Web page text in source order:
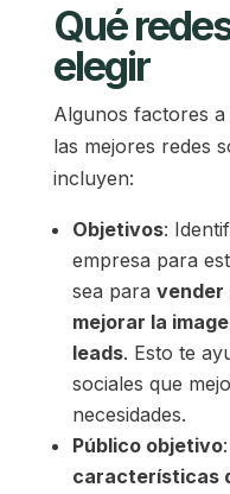
Qué
elegir
Algunos factores
las mejores redes
incluyen:
Objetivos:
empresa para
sea para vender
mejorar la
leads. Esto te
sociales que
necesidades.
Público objetivo:
características